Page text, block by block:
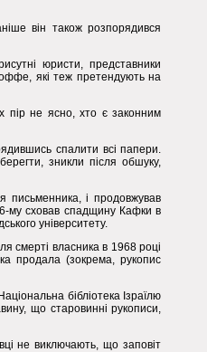
він також розпорядився
юристи, представники
які теж претендують на
пір не ясно, хто є законним
спалити всі папери.
зникли після обшуку,
письменника, і продовжував
му сховав спадщину Кафки в
університету.
смерті власника в 1968 році
продала (зокрема, рукопис
бібліотека Ізраїлю
що старовинні рукописи,
не виключають, що заповіт